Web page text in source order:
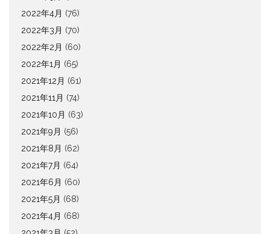
2022年4月 (76)
2022年3月 (70)
2022年2月 (60)
2022年1月 (65)
2021年12月 (61)
2021年11月 (74)
2021年10月 (63)
2021年9月 (56)
2021年8月 (62)
2021年7月 (64)
2021年6月 (60)
2021年5月 (68)
2021年4月 (68)